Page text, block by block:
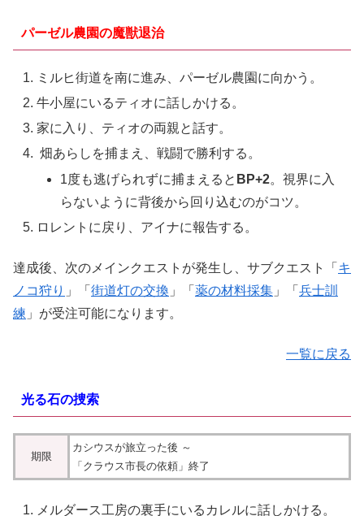
パーゼル農園の魔獣退治
ミルヒ街道を南に進み、パーゼル農園に向かう。
牛小屋にいるティオに話しかける。
家に入り、ティオの両親と話す。
畑あらしを捕まえ、戦闘で勝利する。
1度も逃げられずに捕まえると BP+2。視界に入
らないように背後から回り込むのがコツ。
ロレントに戻り、アイナに報告する。
達成後、次のメインクエストが発生し、サブクエスト「 キ
ノコ狩り 」「 街道灯の交換 」「 薬の材料採集 」「 兵士訓
練 」が受注可能になります。
一覧に戻る
光る石の捜索
期限
カシウスが旅立った後 ～
「クラウス市長の依頼」終了
メルダース工房の裏手にいるカレルに話しかける。